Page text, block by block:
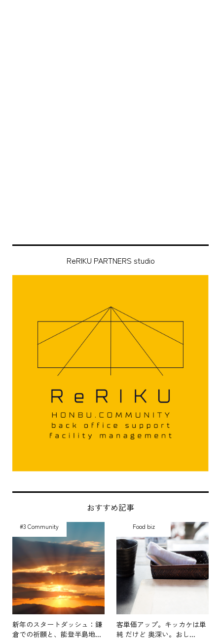
ReRIKU PARTNERS studio
おすすめ記事
#3 Community
新年のスタートダッシュ：鎌
倉での祈願と、能登半島地...
Food biz
客単価アップ。キッカケは単
純 だけど 奥深い。おし...